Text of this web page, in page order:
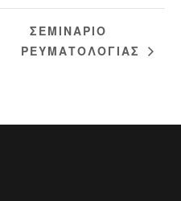
ΣΕΜΙΝΑΡΙΟ
ΡΕΥΜΑΤΟΛΟΓΙΑΣ